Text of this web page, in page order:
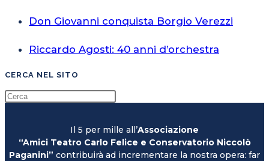
Don Giovanni conquista Borgio Verezzi
Riccardo Agosti: 40 anni d’orchestra
CERCA NEL SITO
Il 5 per mille all’Associazione
“Amici Teatro Carlo Felice e Conservatorio Niccolò
Paganini” contribuirà ad incrementare la nostra opera: far